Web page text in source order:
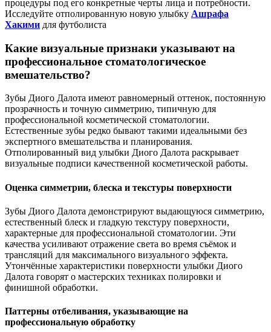
процедуры под его конкретные черты лица и потребности.
Исследуйте отполированную новую улыбку Ашрафа
Хакими для футболиста
Какие визуальные признаки указывают на
профессиональное стоматологическое
вмешательство?
Зубы Диого Далота имеют равномерный оттенок, постоянную
прозрачность и точную симметрию, типичную для
профессиональной косметической стоматологии.
Естественные зубы редко бывают такими идеальными без
экспертного вмешательства и планирования.
Отполированный вид улыбки Диого Далота раскрывает
визуальные подписи качественной косметической работы.
Оценка симметрии, блеска и текстуры поверхности
Зубы Диого Далота демонстрируют выдающуюся симметрию,
естественный блеск и гладкую текстуру поверхности,
характерные для профессиональной стоматологии. Эти
качества усиливают отражение света во время съёмок и
трансляций для максимального визуального эффекта.
Утончённые характеристики поверхности улыбки Диого
Далота говорят о мастерских техниках полировки и
финишной обработки.
Паттерны отбеливания, указывающие на
профессиональную обработку